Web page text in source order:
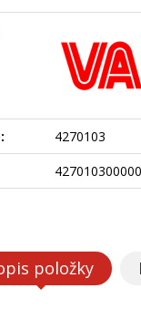
4270103
položky